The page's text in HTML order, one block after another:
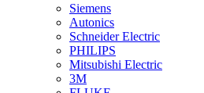
Siemens
Autonics
Schneider Electric
PHILIPS
Mitsubishi Electric
3M